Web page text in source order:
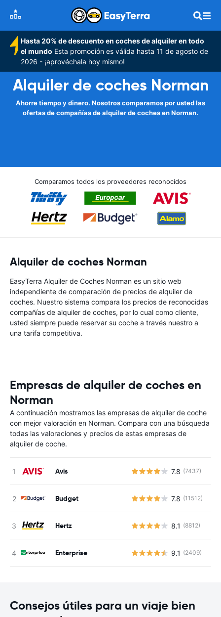
Hasta 20% de descuento en coches de alquiler en todo
el mundo Esta promoción es válida hasta 11 de agosto de
2026 - ¡aprovéchala hoy mismo!
Alquiler de coches Norman
Ahorre tiempo y dinero. Nosotros comparamos por usted las
ofertas de compañías de alquiler de coches en Norman.
Comparamos todos los proveedores reconocidos
Alquiler de coches Norman
EasyTerra Alquiler de Coches Norman es un sitio web
independiente de comparación de precios de alquiler de
coches. Nuestro sistema compara los precios de reconocidas
compañías de alquiler de coches, por lo cual como cliente,
usted siempre puede reservar su coche a través nuestro a
una tarifa competitiva.
Empresas de alquiler de coches en
Norman
A continuación mostramos las empresas de alquiler de coche
con mejor valoración en Norman. Compara con una búsqueda
todas las valoraciones y precios de estas empresas de
alquiler de coche.
Avis 7.8 (7437)
Budget 7.8 (11512)
Hertz 8.1 (8812)
Enterprise 9.1 (2409)
Consejos útiles para un viaje bien